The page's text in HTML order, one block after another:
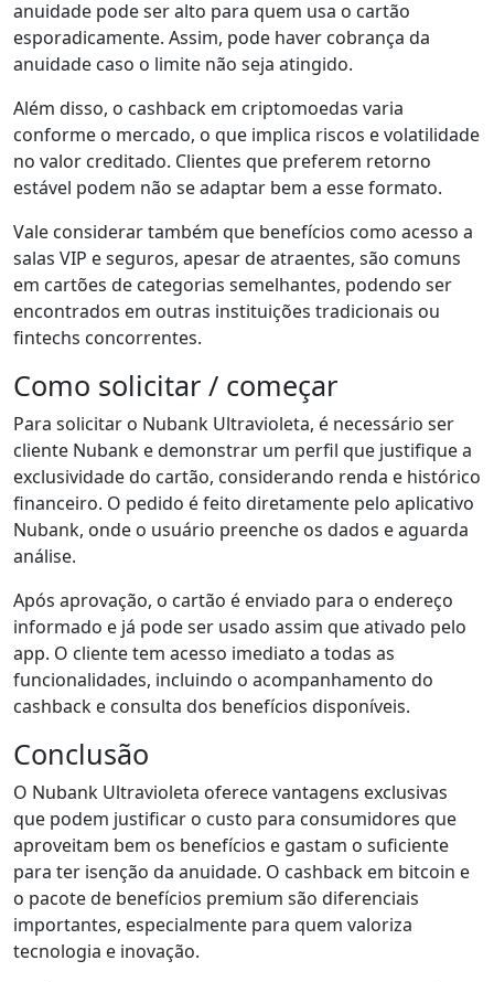
anuidade pode ser alto para quem usa o cartão
esporadicamente. Assim, pode haver cobrança da
anuidade caso o limite não seja atingido.
Além disso, o cashback em criptomoedas varia
conforme o mercado, o que implica riscos e volatilidade
no valor creditado. Clientes que preferem retorno
estável podem não se adaptar bem a esse formato.
Vale considerar também que benefícios como acesso a
salas VIP e seguros, apesar de atraentes, são comuns
em cartões de categorias semelhantes, podendo ser
encontrados em outras instituições tradicionais ou
fintechs concorrentes.
Como solicitar / começar
Para solicitar o Nubank Ultravioleta, é necessário ser
cliente Nubank e demonstrar um perfil que justifique a
exclusividade do cartão, considerando renda e histórico
financeiro. O pedido é feito diretamente pelo aplicativo
Nubank, onde o usuário preenche os dados e aguarda
análise.
Após aprovação, o cartão é enviado para o endereço
informado e já pode ser usado assim que ativado pelo
app. O cliente tem acesso imediato a todas as
funcionalidades, incluindo o acompanhamento do
cashback e consulta dos benefícios disponíveis.
Conclusão
O Nubank Ultravioleta oferece vantagens exclusivas
que podem justificar o custo para consumidores que
aproveitam bem os benefícios e gastam o suficiente
para ter isenção da anuidade. O cashback em bitcoin e
o pacote de benefícios premium são diferenciais
importantes, especialmente para quem valoriza
tecnologia e inovação.